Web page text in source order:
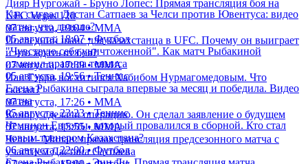
Дияр Нургожай - Бруно Лопес: Прямая трансляция боя на
UFC Vegas 120
07 августа, 19:04 • ММА
Последний шанс для казахстанца в UFC. Почему он выиграет
и что ждать от боя?
07 августа, 17:39 • ММА
Иан Гэрри восхитился Хабибом Нурмагомедовым. Что
сказал?
07 августа, 17:26 • ММА
Конору сделали операцию. Он сделал заявление о будущем
07 августа, 15:55 • ММА
Челси - Милан: прямая трансляция предсезонного матча с
участием Дастана Сатпаева
Как сыграл Дастан Сатпаев за Челси против Ювентуса: видео
матча, что дальше?
05 августа, 18:07 • Футбол
"Чувствую себя уничтоженной". Как матч Рыбакиной
изменил правила тенниса
05 августа, 19:56 • Теннис
Елена Рыбакина сыграла впервые за месяц и победила. Видео
матча
05 августа, 23:23 • Теннис
Чемпион Европы, который провалился в сборной. Кто стал
новым тренером Казахстана?
06 августа, 22:00 • Футбол